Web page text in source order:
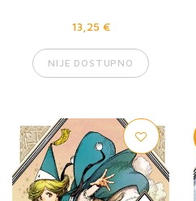
13,25 €
NIJE DOSTUPNO